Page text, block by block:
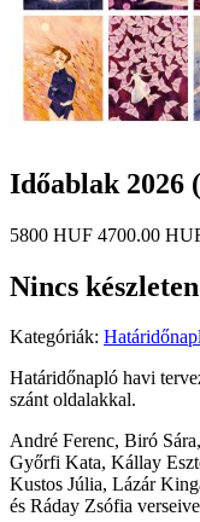
Időablak 2026
5800 HUF 4700.00
Nincs készleten
Kategóriák:
Határidőnapló havi
szánt oldalakkal.
André Ferenc, Biró
Győrfi Kata, Kállay
Kustos Júlia, Lázár
és Ráday Zsófia